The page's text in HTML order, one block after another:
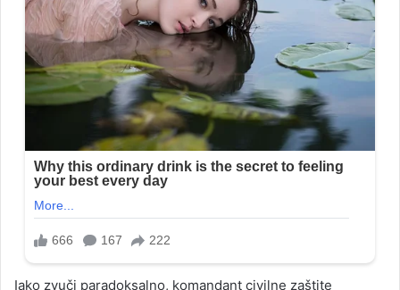
Iako zvuči paradoksalno, komandant civilne zaštite